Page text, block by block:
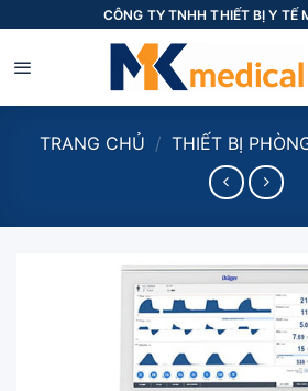
content
CÔNG TY TNHH THIẾT BỊ Y TẾ
TRANG CHỦ / THIẾT BỊ